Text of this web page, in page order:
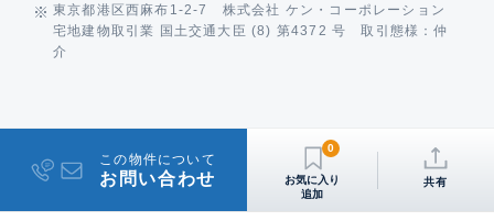
東京都港区西麻布1-2-7 株式会社 ケン・コーポレーション
宅地建物取引業 国土交通大臣 (8) 第4372 号 取引態様：仲
介
この物件について
お問い合わせ
0
共有